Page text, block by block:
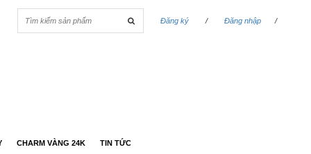
Đăng ký
/ Đăng nhập /
CHARM VÀNG 24K TIN TỨC